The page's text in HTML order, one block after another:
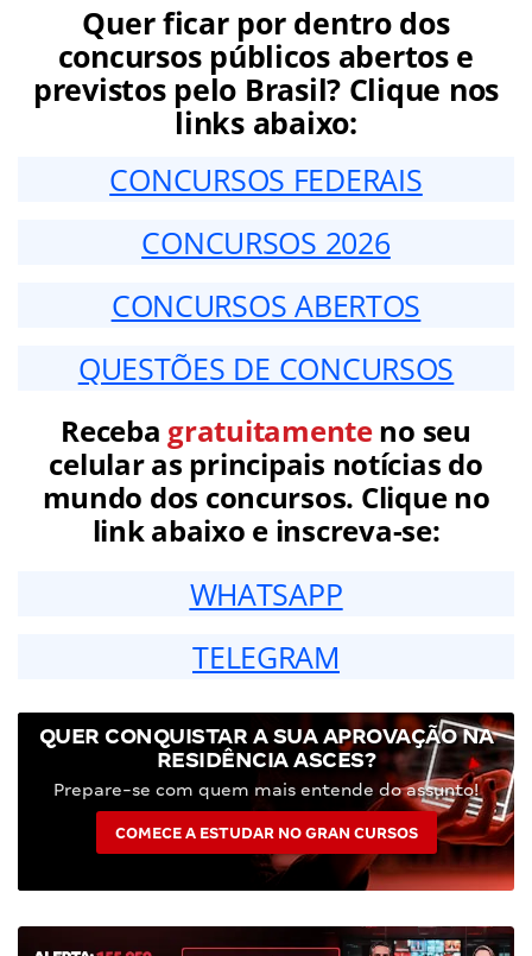
Quer ficar por dentro dos
concursos públicos abertos e
previstos pelo Brasil? Clique nos
links abaixo:
CONCURSOS FEDERAIS
CONCURSOS 2026
CONCURSOS ABERTOS
QUESTÕES DE CONCURSOS
Receba gratuitamenteno seu
celular as principais notícias do
mundo dos concursos. Clique no
link abaixo e inscreva-se:
WHATSAPP
TELEGRAM
QUER CONQUISTAR A SUA APROVAÇÃO NA
RESIDÊNCIA ASCES?
Prepare-se com quem mais entende do assunto!
COMECE A ESTUDAR NO GRAN CURSOS